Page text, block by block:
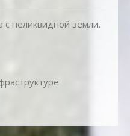
с неликвидной земли.